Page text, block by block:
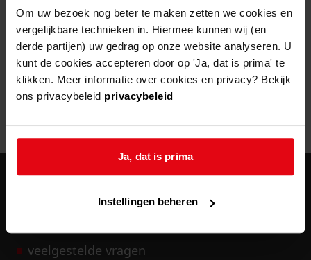
Om uw bezoek nog beter te maken zetten we cookies en
vergelijkbare technieken in. Hiermee kunnen wij (en
derde partijen) uw gedrag op onze website analyseren. U
kunt de cookies accepteren door op 'Ja, dat is prima' te
klikken. Meer informatie over cookies en privacy? Bekijk
ons privacybeleid privacybeleid
Ja, dat is prima
Instellingen beheren
U kunt ook Vriend worden en het Westfries
Archief steunen.
meer weten
404- Not Found
Mogelijk kunt u deze pagina niet bezoeken door:
een verouderde bladwijzer/favoriet
veelgestelde vragen